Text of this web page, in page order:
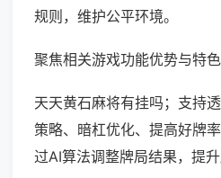
规则，维护公平环境。
聚焦相关游戏功能优势与特色
天天黄石麻将有挂吗；支持
策略、暗杠优化、提高好牌
过AI算法调整牌局结果，提升